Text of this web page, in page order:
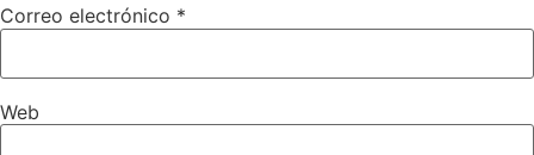
Correo electrónico *
Web